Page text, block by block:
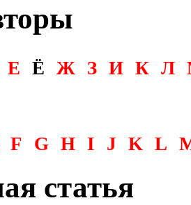
Е Ё Ж З И К Л
F G H I J K L
статья